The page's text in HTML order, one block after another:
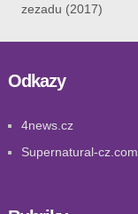
zezadu (2017)
Odkazy
4news.cz
Supernatural-cz.com